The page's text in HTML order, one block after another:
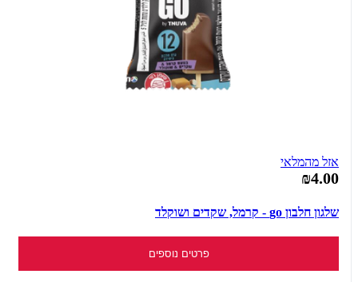
אזל מהמלאי
₪4.00
שלגון חלבון go - קרמל, שקדים ושוקלד
פרטים נוספים